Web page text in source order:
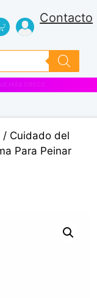
Contacto
/ Cuidado del
Para Peinar